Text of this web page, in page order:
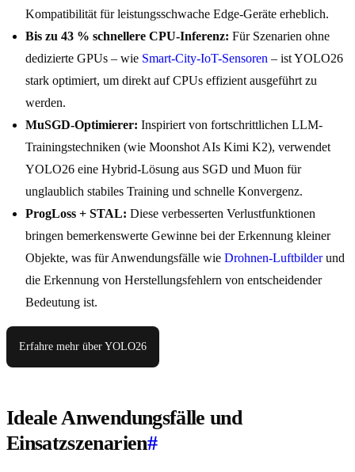
Kompatibilität für leistungsschwache Edge-Geräte erheblich.
Bis zu 43 % schnellere CPU-Inferenz: Für Szenarien ohne
dedizierte GPUs – wie Smart-City-IoT-Sensoren – ist YOLO26
stark optimiert, um direkt auf CPUs effizient ausgeführt zu
werden.
MuSGD-Optimierer: Inspiriert von fortschrittlichen LLM-
Trainingstechniken (wie Moonshot AIs Kimi K2), verwendet
YOLO26 eine Hybrid-Lösung aus SGD und Muon für
unglaublich stabiles Training und schnelle Konvergenz.
ProgLoss + STAL: Diese verbesserten Verlustfunktionen
bringen bemerkenswerte Gewinne bei der Erkennung kleiner
Objekte, was für Anwendungsfälle wie Drohnen-Luftbilderund
die Erkennung von Herstellungsfehlern von entscheidender
Bedeutung ist.
Erfahre mehr über YOLO26
Ideale Anwendungsfälle und
Einsatzszenarien#